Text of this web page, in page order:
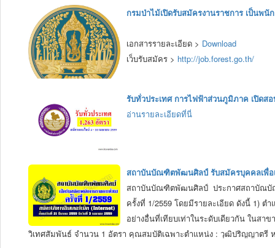
กรมป่าไม้เปิดรับสมัครงานราชการ เป็นพนั
เอกสารรายละเอียด > Download
เว็บรับสมัคร > http://job.forest.go.th/
รับทั่วประเทศ การไฟฟ้าส่วนภูมิภาค เปิดสอ
อ่านรายละเอียดที่นี่
สถาบันบัณฑิตพัฒนศิลป์ รับสมัครบุคคลเพื่อ
สถาบันบัณฑิตพัฒนศิลป์ ประกาศสถาบัณบั
ครั้งที่ 1/2559 โดยมีรายละเอียด ดังนี้ 1)
อย่างอื่นที่เทียบเท่าในระดับเดียวกัน ในส
วิเทศสัมพันธ์ จำนวน 1 อัตรา คุณสมบัติเฉพาะตำแหน่ง : วุฒิปริญญาตรี ห